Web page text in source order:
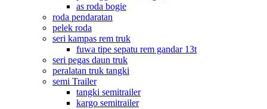
as roda bogie
roda pendaratan
pelek roda
seri kampas rem truk
fuwa tipe sepatu rem gandar 13t
seri pegas daun truk
peralatan truk tangki
semi Trailer
tangki semitrailer
kargo semitrailer